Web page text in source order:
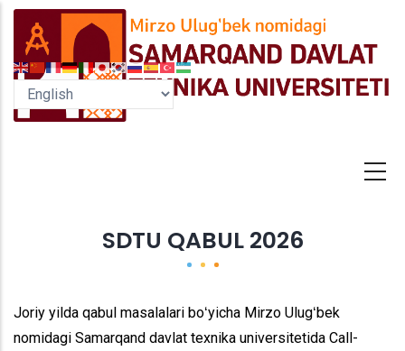
Skip
main
content
SDTU QABUL 2026
Joriy yilda qabul masalalari boʻyicha Mirzo Ulugʻbek
nomidagi Samarqand davlat texnika universitetida Call-